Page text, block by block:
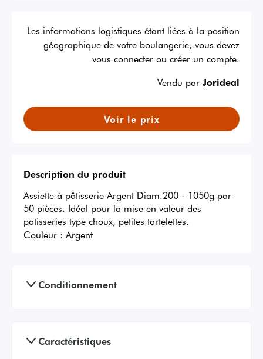
Les informations logistiques étant liées à la position
géographique de votre boulangerie, vous devez
vous connecter ou créer un compte.
Vendu par Jorideal
Voir le prix
Description du produit
Assiette à pâtisserie Argent Diam.200 - 1050g par
50 pièces. Idéal pour la mise en valeur des
patisseries type choux, petites tartelettes.
Couleur : Argent
Conditionnement
Caractéristiques